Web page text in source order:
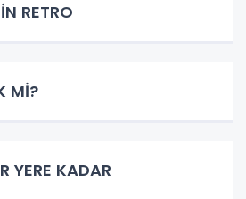
RETRO
Mİ?
YERE KADAR